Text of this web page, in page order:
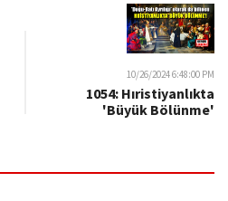
10/26/2024 6:48:00 PM
1054: Hıristiyanlıkta
'Büyük Bölünme'